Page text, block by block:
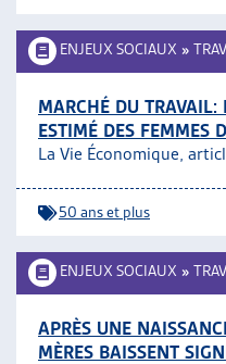
ENJEUX SOCIAUX »
MARCHÉ DU TRAVAIL:
ESTIMÉ DES FEMMES
La Vie Économique,
50 ans et plus
ENJEUX SOCIAUX »
APRÈS UNE
MÈRES BAISSENT